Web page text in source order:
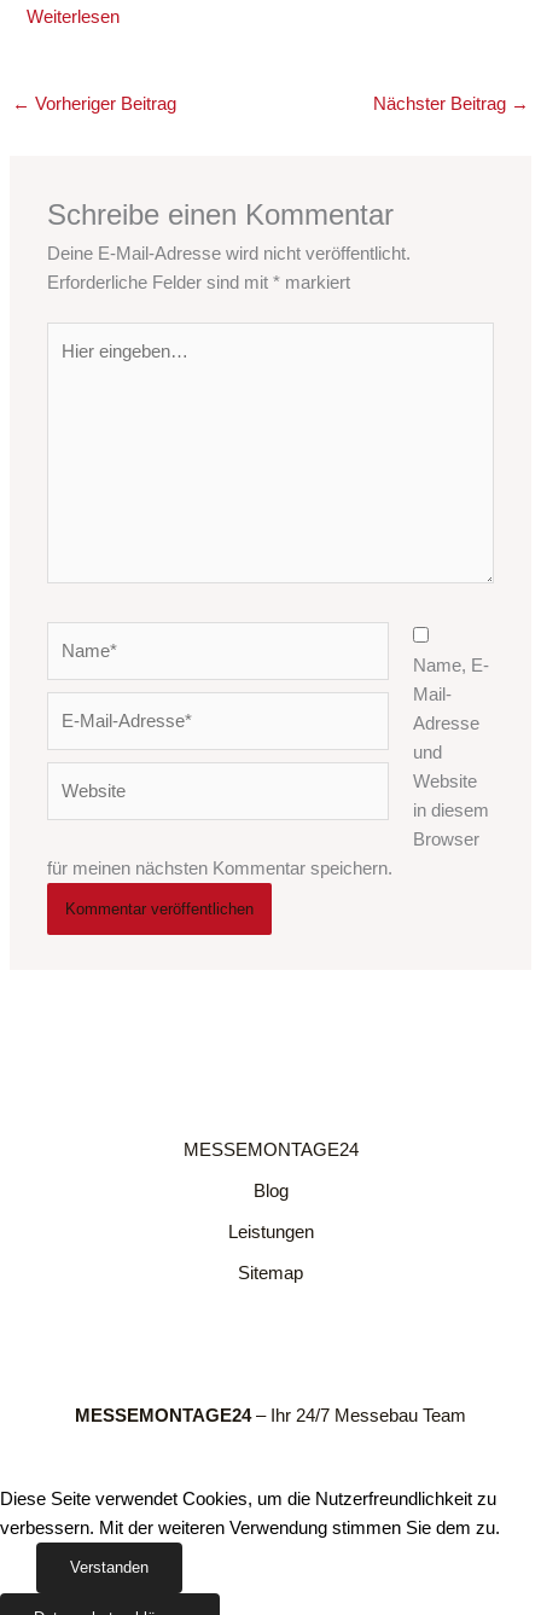
Weiterlesen
← Vorheriger Beitrag Nächster Beitrag →
Schreibe einen Kommentar
Deine E-Mail-Adresse wird nicht veröffentlicht.
Erforderliche Felder sind mit* markiert
eingeben…
Adresse*
Name, E-
Mail-
Adresse
und
Website
in diesem
Browser
für meinen nächsten Kommentar speichern.
MESSEMONTAGE24
Blog
Leistungen
Sitemap
MESSEMONTAGE24– Ihr 24/7 Messebau Team
Diese Seite verwendet Cookies, um die Nutzerfreundlichkeit zu
verbessern. Mit der weiteren Verwendung stimmen Sie dem zu.
Verstanden